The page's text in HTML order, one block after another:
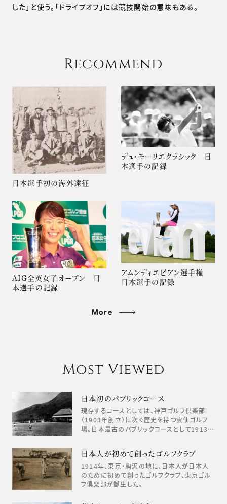
した」と使う。「ドライブオフ」には競技開始の意味もある。
Recommend
日本選手初の海外遠征
デュ・モーリエクラシック 日
本選手の記録
AIG全英女子オープン 日
本選手の記録
アムンディエビアン選手権
日本選手の記録
More
Most Viewed
日本初のパブリックコース
現存するコースとしては、神戸ゴルフ倶楽部
（1903年創立）に次ぐ歴史を持つ雲仙ゴルフ
場。日本最古のパブリックコースとして1913…
日本人が初めて創ったゴルフクラブ
1914年、東京・駒沢の地に、日本人が日本人
のために初めて創ったゴルフクラブ、東京ゴル
フ倶楽部が誕生した。